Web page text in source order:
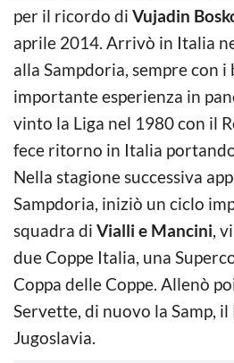
per il ricordo di Vujadin
aprile 2014. Arrivò in Italia
alla Sampdoria, sempre con
importante esperienza in
vinto la Liga nel 1980 con il
fece ritorno in Italia portando
Nella stagione successiva
Sampdoria, iniziò un ciclo
squadra di Vialli e Mancini,
due Coppe Italia, una
Coppa delle Coppe. Allenò
Servette, di nuovo la Samp, il
Jugoslavia.